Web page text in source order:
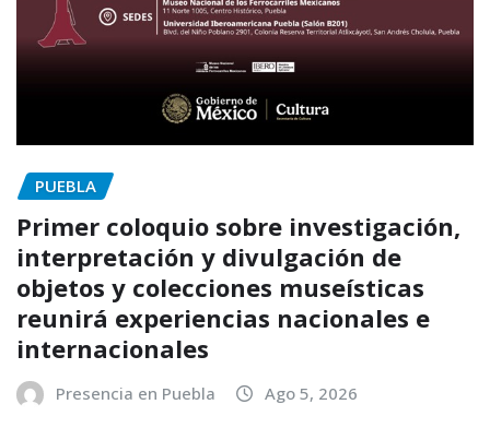
PUEBLA
Primer coloquio sobre investigación,
interpretación y divulgación de
objetos y colecciones museísticas
reunirá experiencias nacionales e
internacionales
Presencia en Puebla Ago 5, 2026